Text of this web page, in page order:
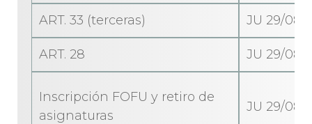
ART. 33 (terceras) JU 29/08/
ART. 28 JU 29/08/
Inscripción FOFU y retiro de
asignaturas
JU 29/08/